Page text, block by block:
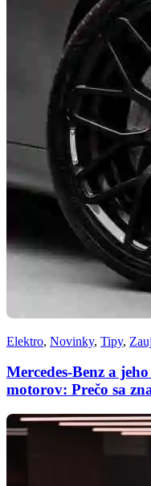
Elektro, Novinky, Tipy,
Mercedes-Benz a
motorov: Prečo sa